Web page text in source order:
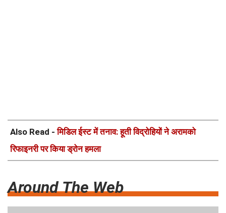
Also Read -मिडिल ईस्ट में तनाव: हूती विद्रोहियों ने अरामको
रिफाइनरी पर किया ड्रोन हमला
Around The Web